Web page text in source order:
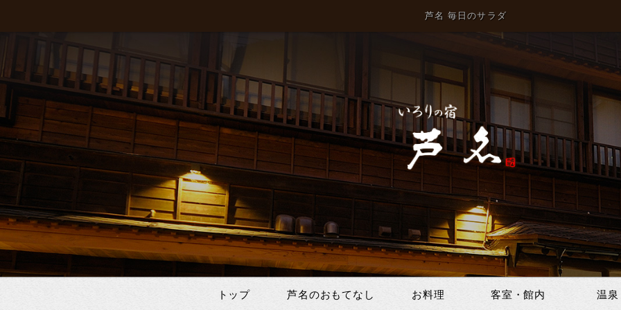
芦名 毎日のサラダ
トップ 芦名のおもてなし お料理 客室・館内 温泉